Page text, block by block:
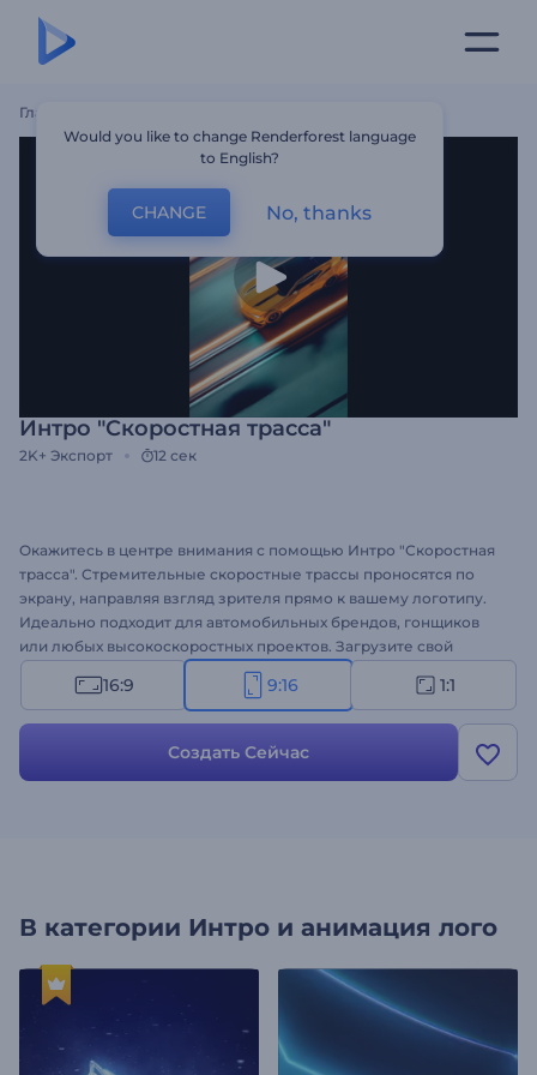
Главная
Интро "Скоростная трасса"
2K+ Экспорт 12 сек
Окажитесь в центре внимания с помощью Интро "Скоростная
трасса". Стремительные скоростные трассы проносятся по
экрану, направляя взгляд зрителя прямо к вашему логотипу.
Идеально подходит для автомобильных брендов, гонщиков
или любых высокоскоростных проектов. Загрузите свой
логотип, напишите слоган и добавьте фоновую музыку, чтобы
она соответствовала вашему настроению. Используйте его
презентаций, которым нужен заряд адреналина. Попробуйте
16:9 9:16 1:1
Создать Сейчас
В категории Интро и анимация лого
Would you like to change Renderforest language
to English?
CHANGE No, thanks